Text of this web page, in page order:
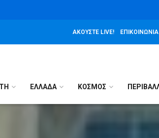
ΑΚΟΎΣΤΕ LIVE! ΕΠΙΚΟΙΝΩΝΊΑ
ΕΛΛΑΔΑ ΚΟΣΜΟΣ